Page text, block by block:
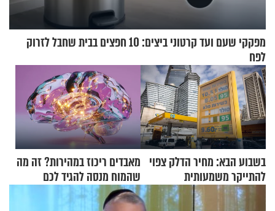
מפקקי שעם ועד קרטוני ביצים: 10 חפצים בבית שחבל לזרוק
לפח
בשבוע הבא: מחיר הדלק צפוי
להתייקר משמעותית
מאבדים ריכוז במהירות? זה מה
שהמוח מנסה להגיד לכם